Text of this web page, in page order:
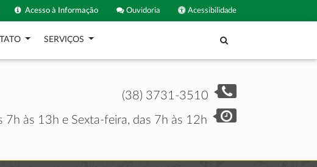
Acessibilidade
Ouvidoria
Acesso à Informação
SERVIÇOS
(38) 3731-3510
7h às 13h e Sexta-feira, das 7h às 12h